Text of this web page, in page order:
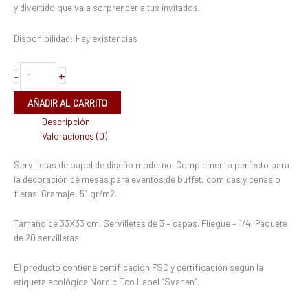
y divertido que va a sorprender a tus invitados.
Disponibilidad: Hay existencias
- +
AÑADIR AL CARRITO
Descripción
Valoraciones (0)
Servilletas de papel de diseño moderno. Complemento perfecto para
la decoración de mesas para eventos de buffet, comidas y cenas o
fietas. Gramaje: 51 gr/m2.
Tamaño de 33X33 cm. Servilletas de 3 – capas. Pliegue – 1/4. Paquete
de 20 servilletas.
El producto contiene certificación FSC y certificación según la
etiqueta ecológica Nordic Eco Label “Svanen”.